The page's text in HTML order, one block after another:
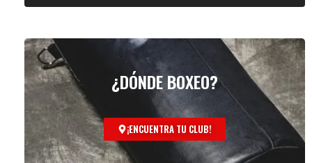
¿DÓNDE BOXEO?
¡ENCUENTRA TU CLUB!